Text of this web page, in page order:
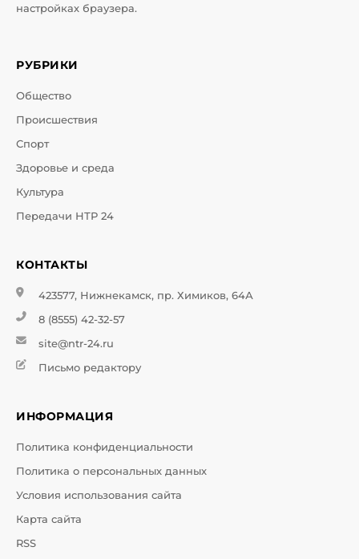
настройках браузера.
РУБРИКИ
Общество
Происшествия
Спорт
Здоровье и среда
Культура
Передачи НТР 24
КОНТАКТЫ
423577, Нижнекамск, пр. Химиков, 64А
8 (8555) 42-32-57
site@ntr-24.ru
Письмо редактору
ИНФОРМАЦИЯ
Политика конфиденциальности
Политика о персональных данных
Условия использования сайта
Карта сайта
RSS